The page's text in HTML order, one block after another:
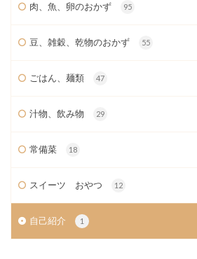
肉、魚、卵のおかず 95
豆、雑穀、乾物のおかず 55
ごはん、麺類 47
汁物、飲み物 29
常備菜 18
スイーツ おやつ 12
自己紹介 1